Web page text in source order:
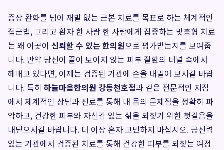
증상 완화를 넘어 재발 없는 근본 치료를 목표로 하는 체계적인
접근법, 그리고 환자 한 사람 한 사람에게 집중하는 맞춤형 치료
는 왜 이곳이 신뢰할 수 있는 한의원으로 평가받는지를 보여줍
니다. 만약 당신이 끝이 보이지 않는 피부 질환의 터널 속에서
헤매고 있다면, 이제는 검증된 기관에 손을 내밀어 보시길 바랍
니다. 특히 하늘마음한의원 강동천호점과 같은 전문적인 지점
에서 체계적인 상담과 진료를 통해 내 몸의 문제점을 정확히 파
악하고, 건강한 피부와 자신감 있는 삶을 되찾기 위한 첫걸음을
내딛으시길 바랍니다. 더 이상 혼자 고민하지 마십시오. 공신력
있는 기관에서 검증된 치료를 통해 건강한 피부를 되찾는 여정